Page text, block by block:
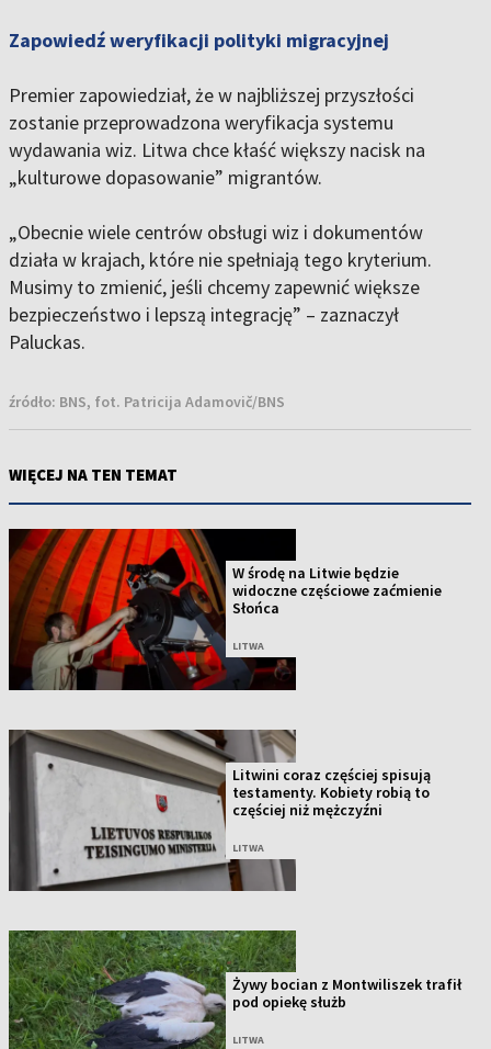
Zapowiedź weryfikacji polityki migracyjnej
Premier zapowiedział, że w najbliższej przyszłości
zostanie przeprowadzona weryfikacja systemu
wydawania wiz. Litwa chce kłaść większy nacisk na
„kulturowe dopasowanie” migrantów.
„Obecnie wiele centrów obsługi wiz i dokumentów
działa w krajach, które nie spełniają tego kryterium.
Musimy to zmienić, jeśli chcemy zapewnić większe
bezpieczeństwo i lepszą integrację” – zaznaczył
Paluckas.
źródło: BNS, fot. Patricija Adamovič/BNS
WIĘCEJ NA TEN TEMAT
W środę na Litwie będzie
widoczne częściowe zaćmienie
Słońca
LITWA
Litwini coraz częściej spisują
testamenty. Kobiety robią to
częściej niż mężczyźni
LITWA
Żywy bocian z Montwiliszek trafił
pod opiekę służb
LITWA